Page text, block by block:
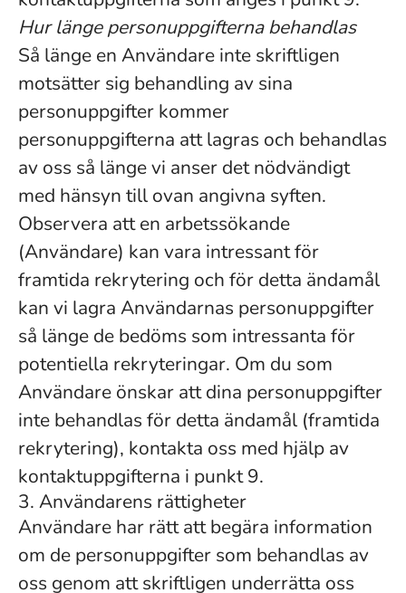
Hur länge personuppgifterna behandlas
Så länge en Användare inte skriftligen
motsätter sig behandling av sina
personuppgifter kommer
personuppgifterna att lagras och behandlas
av oss så länge vi anser det nödvändigt
med hänsyn till ovan angivna syften.
Observera att en arbetssökande
(Användare) kan vara intressant för
framtida rekrytering och för detta ändamål
kan vi lagra Användarnas personuppgifter
så länge de bedöms som intressanta för
potentiella rekryteringar. Om du som
Användare önskar att dina personuppgifter
inte behandlas för detta ändamål (framtida
rekrytering), kontakta oss med hjälp av
kontaktuppgifterna i punkt 9.
3. Användarens rättigheter
Användare har rätt att begära information
om de personuppgifter som behandlas av
oss genom att skriftligen underrätta oss